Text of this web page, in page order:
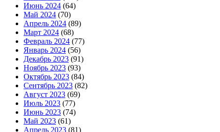
Июнь 2024 (64)
Май 2024 (70)
Апрель 2024 (89)
Март 2024 (68)
Февраль 2024 (77)
Январь 2024 (56)
Декабрь 2023 (91)
Ноябрь 2023 (93)
Октябрь 2023 (84)
Сентябрь 2023 (82)
Август 2023 (69)
Июль 2023 (77)
Июнь 2023 (74)
Май 2023 (61)
Апрель 2023 (81)